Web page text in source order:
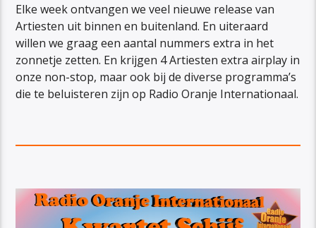
Elke week ontvangen we veel nieuwe release van
Artiesten uit binnen en buitenland. En uiteraard
willen we graag een aantal nummers extra in het
zonnetje zetten. En krijgen 4 Artiesten extra airplay in
onze non-stop, maar ook bij de diverse programma’s
die te beluisteren zijn op Radio Oranje Internationaal.